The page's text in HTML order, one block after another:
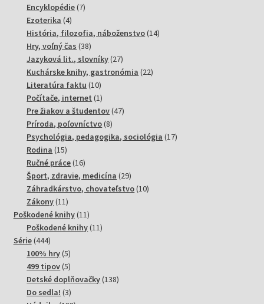
produktov
Encyklopédie 77
Ezoterika 44
produkty
História, filozofia, náboženstvo 1414
Hry, voľný čas 3838
produktov
Jazyková lit., slovníky 2727
produktov
Kuchárske knihy, gastronómia 2222
Literatúra faktu 1010
produktov
Počítače, internet 11
produkt
Pre žiakov a študentov 4747
Príroda, poľovníctvo 88
produktov
Psychológia, pedagogika, sociológia 1717
Rodina 1515
produktov
Ručné práce 1616
produktov
Šport, zdravie, medicína 2929
produktov
Záhradkárstvo, chovateľstvo 1010
Zákony 1111
produktov
Poškodené knihy 1111
produktov
Poškodené knihy 1111
Série 444444
produktov
100% hry 55
produktov
499 tipov 55
produktov
Detské doplňovačky 138138
Do sedla! 33